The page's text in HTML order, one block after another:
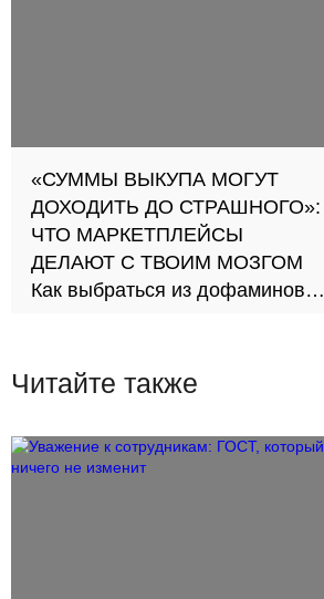
«СУММЫ ВЫКУПА МОГУТ
ДОХОДИТЬ ДО СТРАШНОГО»:
ЧТО МАРКЕТПЛЕЙСЫ
ДЕЛАЮТ С ТВОИМ МОЗГОМ
Как выбраться из дофаминовой
Читайте также